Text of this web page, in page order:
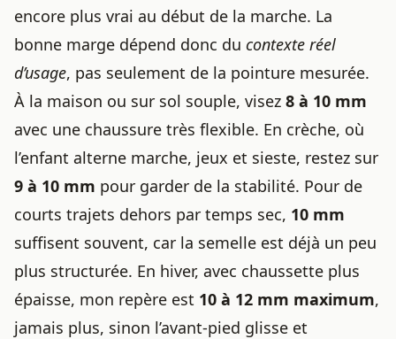
encore plus vrai au début de la marche. La
bonne marge dépend donc du contexte réel
d’usage, pas seulement de la pointure mesurée.
À la maison ou sur sol souple, visez 8 à 10 mm
avec une chaussure très flexible. En crèche, où
l’enfant alterne marche, jeux et sieste, restez sur
9 à 10 mm pour garder de la stabilité. Pour de
courts trajets dehors par temps sec, 10 mm
suffisent souvent, car la semelle est déjà un peu
plus structurée. En hiver, avec chaussette plus
épaisse, mon repère est 10 à 12 mm maximum,
jamais plus, sinon l’avant-pied glisse et